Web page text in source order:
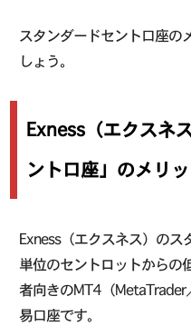
スタンダードセント口座の
しょう。
Exness（エクスネ
ント口座」のメリ
Exness（エクスネス）の
単位のセントロットからの
者向きのMT4（
易口座です。